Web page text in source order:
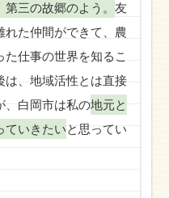
三の故郷のよう。 友
れた仲間ができて、農
仕事の世界を知るこ
は、地域活性とは直接
、白岡市は私の地元と
ていきたいと思ってい